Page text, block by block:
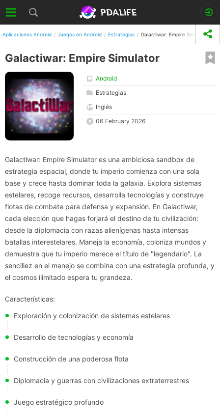
Aplicaciones Android Juegos en Android Estrategias Galactiwar: Empire Simulator
Galactiwar: Empire Simulator
Android
Estrategias
Inglés
06 February 2026
Galactiwar: Empire Simulator es una ambiciosa sandbox de
estrategia espacial, donde tu imperio comienza con una sola
base y crece hasta dominar toda la galaxia. Explora sistemas
estelares, recoge recursos, desarrolla tecnologías y construye
flotas de combate para defensa y expansión. En Galactiwar,
cada elección que hagas forjará el destino de tu civilización:
desde la diplomacia con razas alienígenas hasta intensas
batallas interestelares. Maneja la economía, coloniza mundos y
demuestra que tu imperio merece el título de "legendario". La
sencillez en el manejo se combina con una estrategia profunda, y
el cosmos ilimitado espera tu grandeza.
Características:
Exploración y colonización de sistemas estelares
Desarrollo de tecnologías y economía
Construcción de una poderosa flota
Diplomacia y guerras con civilizaciones extraterrestres
Juego estratégico profundo